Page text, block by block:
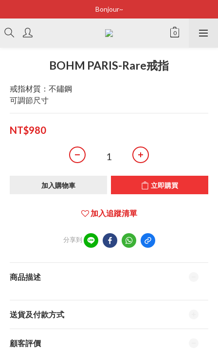
Bonjour~
Bonjour~
立即加入會員享有100元購物金
Bonjour~
BOHM PARIS-Rare戒指
戒指材質：不鏽鋼
可調節尺寸
NT$980
加入購物車 立即購買
加入追蹤清單
分享到
商品描述
送貨及付款方式
顧客評價